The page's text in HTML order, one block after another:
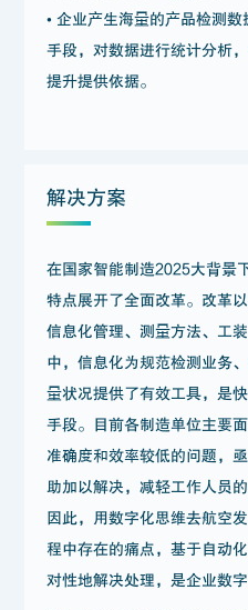
•企业产生海量的产品检测
手段，对数据进行统计分析
提升提供依据。
解决方案
在国家智能制造2025大背景
特点展开了全面改革。改革
信息化管理、测量方法、工
中，信息化为规范检测业务
量状况提供了有效工具，是
手段。目前各制造单位主要
准确度和效率较低的问题，
助加以解决，减轻工作人员
因此，用数字化思维去航空
程中存在的痛点，基于自动
对性地解决处理，是企业数